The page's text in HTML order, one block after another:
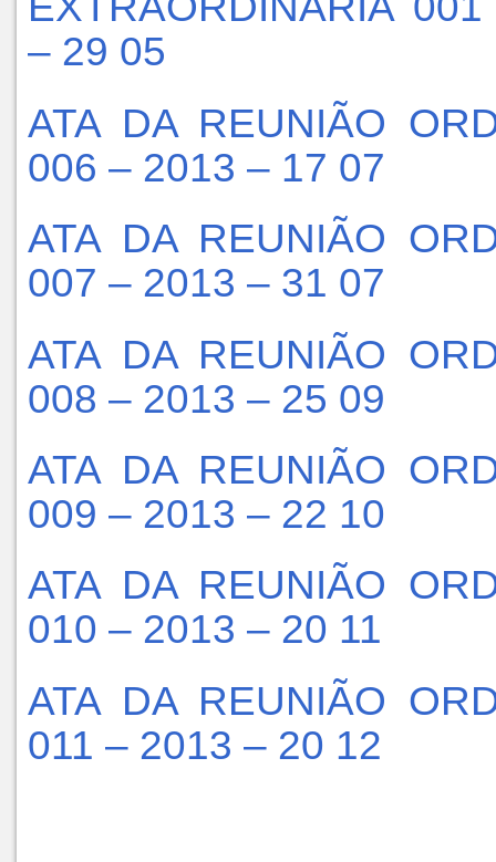
– 29 05
ATA DA REUNIÃO
006 – 2013 – 17 07
ATA DA REUNIÃO
007 – 2013 – 31 07
ATA DA REUNIÃO
008 – 2013 – 25 09
ATA DA REUNIÃO
009 – 2013 – 22 10
ATA DA REUNIÃO
010 – 2013 – 20 11
ATA DA REUNIÃO
011 – 2013 – 20 12